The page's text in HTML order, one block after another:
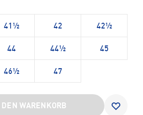
41½ 42 42½
44 44½ 45
46½ 47
DEN WARENKORB